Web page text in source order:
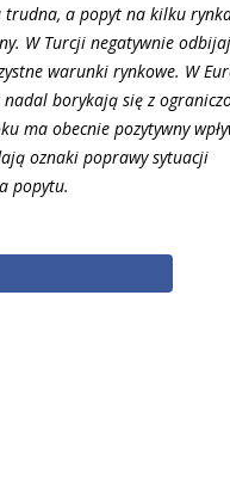
trudna, a popyt na kilku
W Turcji negatywnie
warunki rynkowe. W
borykają się z
ma obecnie pozytywny
oznaki poprawy sytuacji
popytu.